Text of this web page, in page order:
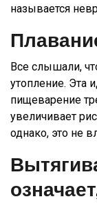
называется
Все слышали,
утопление. Эта
пищеварение
увеличивает
однако, это не